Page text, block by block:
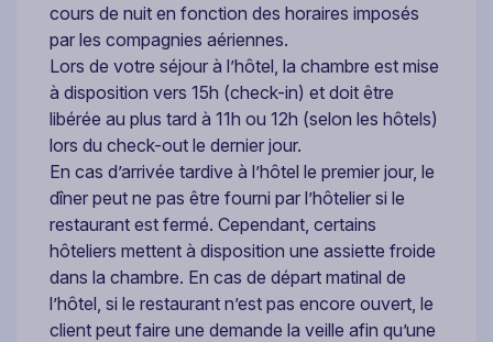
cours de nuit en fonction des horaires imposés
par les compagnies aériennes.
Lors de votre séjour à l’hôtel, la chambre est mise
à disposition vers 15h (check-in) et doit être
libérée au plus tard à 11h ou 12h (selon les hôtels)
lors du check-out le dernier jour.
En cas d’arrivée tardive à l’hôtel le premier jour, le
dîner peut ne pas être fourni par l’hôtelier si le
restaurant est fermé. Cependant, certains
hôteliers mettent à disposition une assiette froide
dans la chambre. En cas de départ matinal de
l’hôtel, si le restaurant n’est pas encore ouvert, le
client peut faire une demande la veille afin qu’une